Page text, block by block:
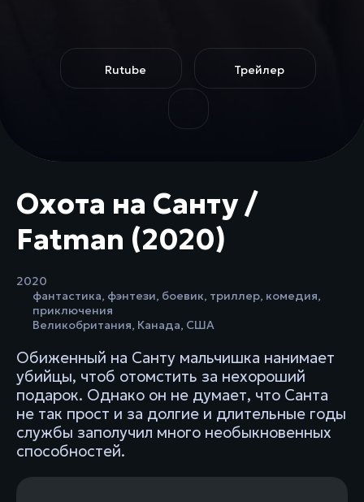
Rutube Трейлер
Охота на Санту /
Fatman (2020)
2020
фантастика, фэнтези, боевик, триллер, комедия,
приключения
Великобритания, Канада, США
Обиженный на Санту мальчишка нанимает
убийцы, чтоб отомстить за нехороший
подарок. Однако он не думает, что Санта
не так прост и за долгие и длительные годы
службы заполучил много необыкновенных
способностей.